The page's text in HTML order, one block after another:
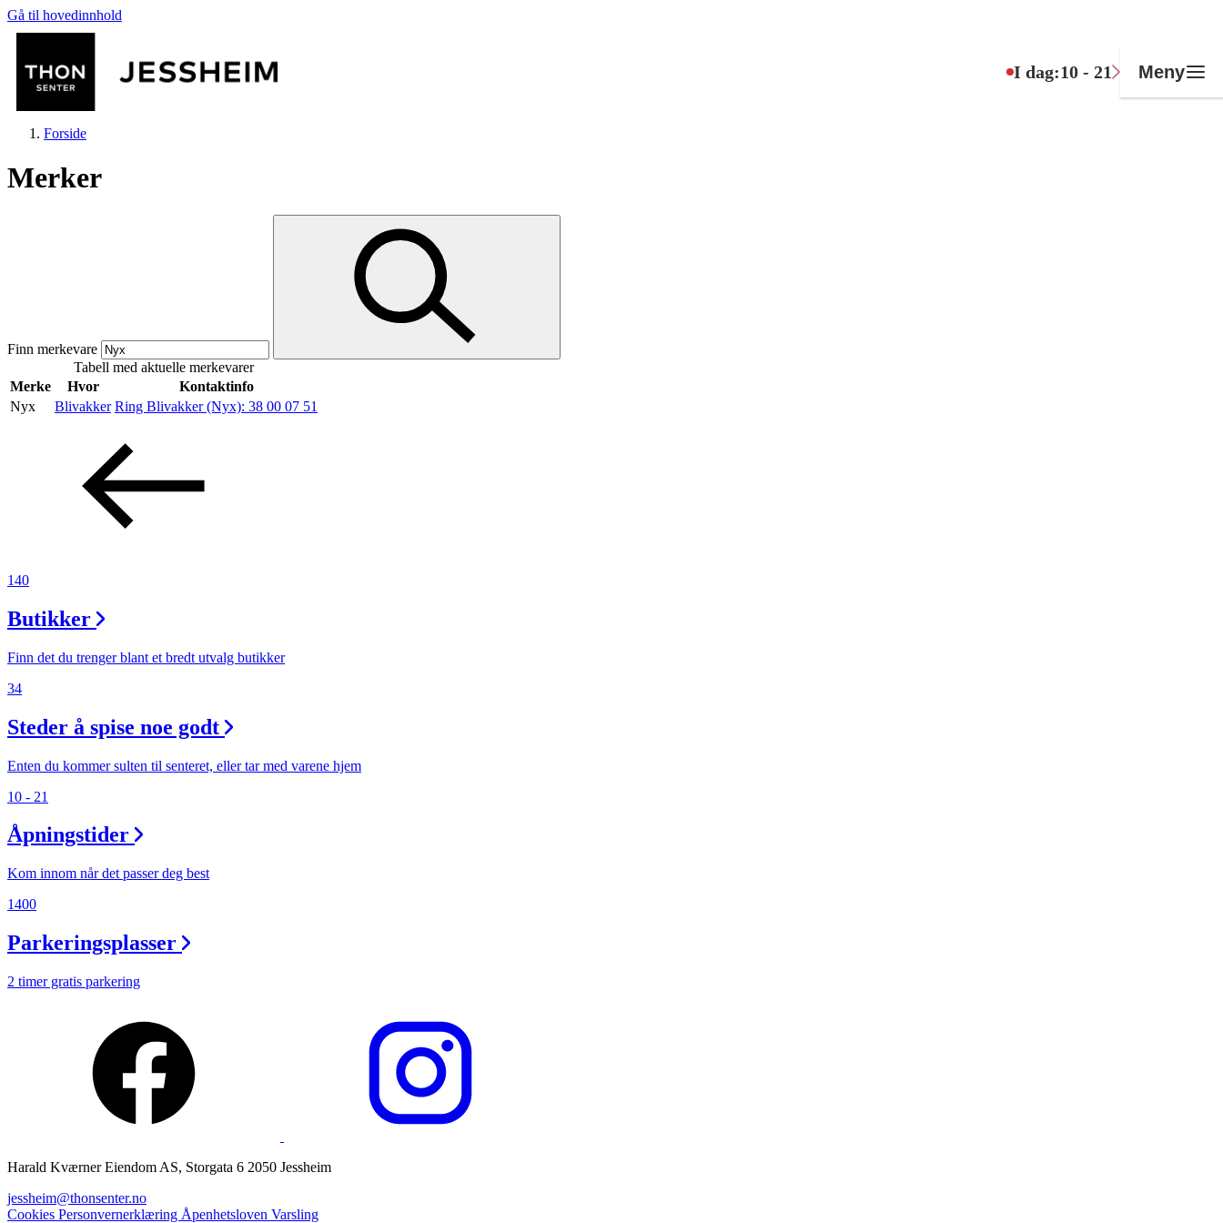
Gå til hovedinnhold
I dag:10 - 21 Meny
Mat og drikke
Helse
Aktiviteter
Tilbud
Søk
Åpningstider
Praktisk informasjon
Magasin
Gavekort
Forside
Merker
Finn merkevare
Tabell med aktuelle merkevarer
Merke
Hvor
Kontaktinfo
Nyx
Blivakker Ring Blivakker (Nyx): 38 00 07 51
140
Butikker
Finn det du trenger blant et bredt utvalg butikker
34
Steder å spise noe godt
Enten du kommer sulten til senteret, eller tar med varene hjem
10 - 21
Åpningstider
Kom innom når det passer deg best
1400
Parkeringsplasser
2 timer gratis parkering
Harald Kværner Eiendom AS, Storgata 6 2050 Jessheim
jessheim@thonsenter.no
Cookies Personvernerklæring Åpenhetsloven Varsling